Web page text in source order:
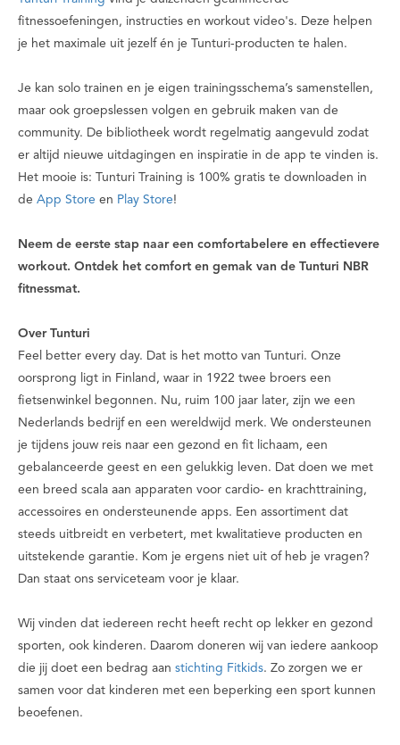
fitnessoefeningen, instructies en workout video's. Deze helpen
je het maximale uit jezelf én je Tunturi-producten te halen.
Je kan solo trainen en je eigen trainingsschema’s samenstellen,
maar ook groepslessen volgen en gebruik maken van de
community. De bibliotheek wordt regelmatig aangevuld zodat
er altijd nieuwe uitdagingen en inspiratie in de app te vinden is.
Het mooie is: Tunturi Training is 100% gratis te downloaden in
de App Store en Play Store!
Neem de eerste stap naar een comfortabelere en effectievere
workout. Ontdek het comfort en gemak van de Tunturi NBR
fitnessmat.
Over Tunturi
Feel better every day. Dat is het motto van Tunturi. Onze
oorsprong ligt in Finland, waar in 1922 twee broers een
fietsenwinkel begonnen. Nu, ruim 100 jaar later, zijn we een
Nederlands bedrijf en een wereldwijd merk. We ondersteunen
je tijdens jouw reis naar een gezond en fit lichaam, een
gebalanceerde geest en een gelukkig leven. Dat doen we met
een breed scala aan apparaten voor cardio- en krachttraining,
accessoires en ondersteunende apps. Een assortiment dat
steeds uitbreidt en verbetert, met kwalitatieve producten en
uitstekende garantie. Kom je ergens niet uit of heb je vragen?
Dan staat ons serviceteam voor je klaar.
Wij vinden dat iedereen recht heeft recht op lekker en gezond
sporten, ook kinderen. Daarom doneren wij van iedere aankoop
die jij doet een bedrag aan stichting Fitkids. Zo zorgen we er
samen voor dat kinderen met een beperking een sport kunnen
beoefenen.